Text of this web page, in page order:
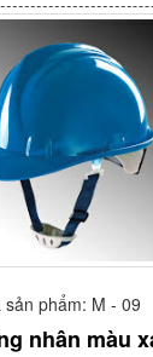
sản phẩm: M - 09
nhân màu